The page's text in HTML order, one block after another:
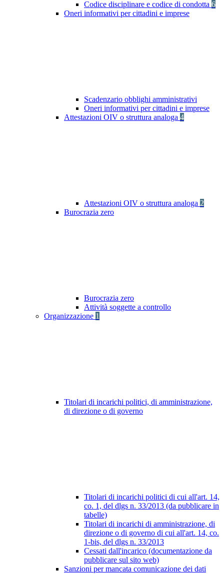
Codice disciplinare e codice di condotta 6
Oneri informativi per cittadini e imprese
Scadenzario obblighi amministrativi
Oneri informativi per cittadini e imprese
Attestazioni OIV o struttura analoga 4
Attestazioni OIV o struttura analoga 2
Burocrazia zero
Burocrazia zero
Attività soggette a controllo
Organizzazione 1
Titolari di incarichi politici, di amministrazione,
di direzione o di governo
Titolari di incarichi politici di cui all'art. 14,
co. 1, del dlgs n. 33/2013 (da pubblicare in
tabelle)
Titolari di incarichi di amministrazione, di
direzione o di governo di cui all'art. 14, co.
1-bis, del dlgs n. 33/2013
Cessati dall'incarico (documentazione da
pubblicare sul sito web)
Sanzioni per mancata comunicazione dei dati